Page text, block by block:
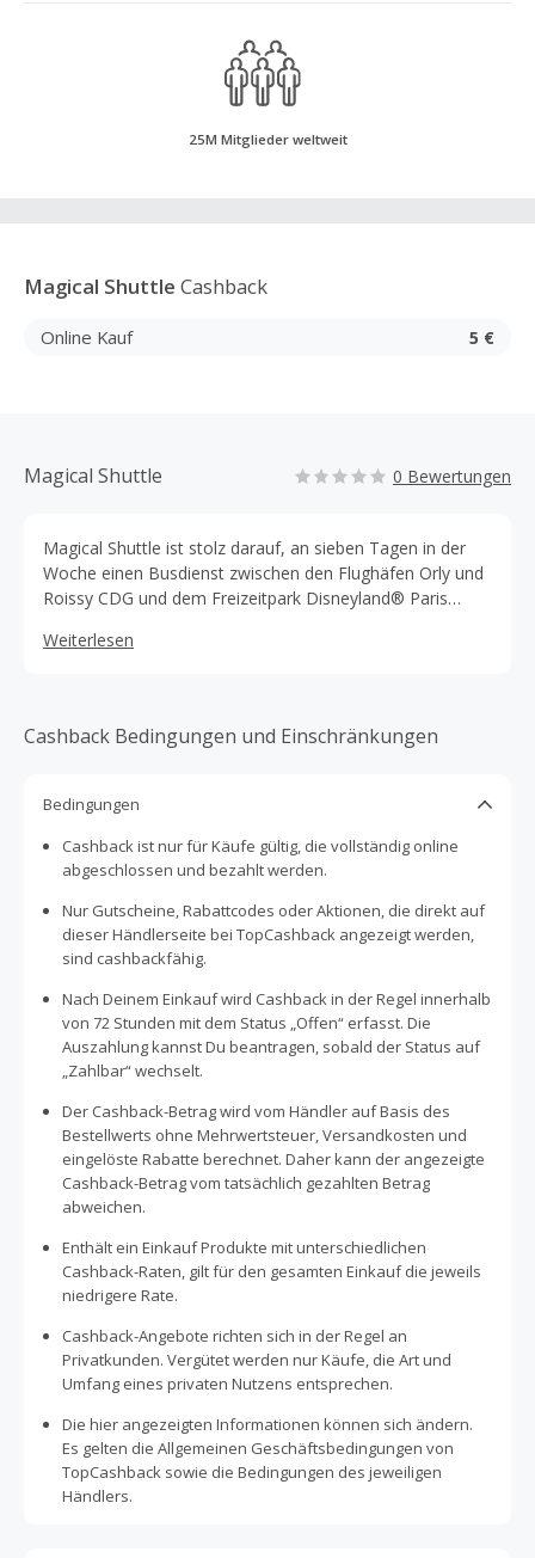
25M Mitglieder weltweit
Magical Shuttle Cashback
Online Kauf 5 €
Magical Shuttle 0 Bewertungen
Magical Shuttle ist stolz darauf, an sieben Tagen in der
Woche einen Busdienst zwischen den Flughäfen Orly und
Roissy CDG und dem Freizeitpark Disneyland® Paris
Weiterlesen
Cashback Bedingungen und Einschränkungen
Bedingungen
Cashback ist nur für Käufe gültig, die vollständig online
abgeschlossen und bezahlt werden.
Nur Gutscheine, Rabattcodes oder Aktionen, die direkt auf
dieser Händlerseite bei TopCashback angezeigt werden,
sind cashbackfähig.
Nach Deinem Einkauf wird Cashback in der Regel innerhalb
von 72 Stunden mit dem Status „Offen“ erfasst. Die
Auszahlung kannst Du beantragen, sobald der Status auf
„Zahlbar“ wechselt.
Der Cashback-Betrag wird vom Händler auf Basis des
Bestellwerts ohne Mehrwertsteuer, Versandkosten und
eingelöste Rabatte berechnet. Daher kann der angezeigte
Cashback-Betrag vom tatsächlich gezahlten Betrag
abweichen.
Enthält ein Einkauf Produkte mit unterschiedlichen
Cashback-Raten, gilt für den gesamten Einkauf die jeweils
niedrigere Rate.
Cashback-Angebote richten sich in der Regel an
Privatkunden. Vergütet werden nur Käufe, die Art und
Umfang eines privaten Nutzens entsprechen.
Die hier angezeigten Informationen können sich ändern.
Es gelten die Allgemeinen Geschäftsbedingungen von
TopCashback sowie die Bedingungen des jeweiligen
Händlers.